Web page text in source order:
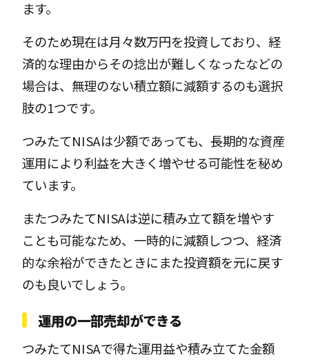
ます。
そのため現在は月々数万円を投資しており、経
済的な理由からその捻出が難しくなったなどの
場合は、無理のない積立額に減額するのも選択
肢の1つです。
つみたてNISAは少額であっても、長期的な資産
運用により利益を大きく増やせる可能性を秘め
ています。
またつみたてNISAは逆に積み立て額を増やす
ことも可能なため、一時的に減額しつつ、経済
的な余裕ができたときにまた投資額を元に戻す
のも良いでしょう。
運用の一部売却ができる
つみたてNISAで得た運用益や積み立てた金額